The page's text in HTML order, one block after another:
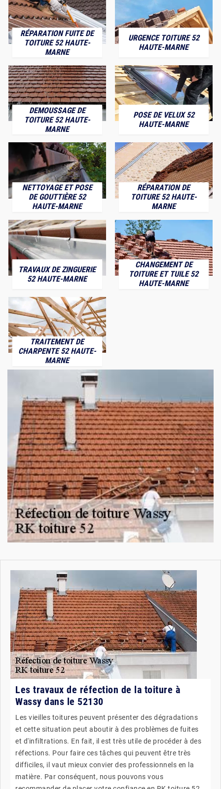
RÉPARATION FUITE DE
TOITURE 52 HAUTE-
MARNE
URGENCE TOITURE 52
HAUTE-MARNE
DEMOUSSAGE DE
TOITURE 52 HAUTE-
MARNE
POSE DE VELUX 52
HAUTE-MARNE
NETTOYAGE ET POSE
DE GOUTTIÈRE 52
HAUTE-MARNE
RÉPARATION DE
TOITURE 52 HAUTE-
MARNE
TRAVAUX DE ZINGUERIE
52 HAUTE-MARNE
CHANGEMENT DE
TOITURE ET TUILE 52
HAUTE-MARNE
TRAITEMENT DE
CHARPENTE 52 HAUTE-
MARNE
Les travaux de réfection de la toiture à
Wassy dans le 52130
Les vieilles toitures peuvent présenter des dégradations
et cette situation peut aboutir à des problèmes de fuites
et d'infiltrations. En fait, il est très utile de procéder à des
réfections. Pour faire ces tâches qui peuvent être très
difficiles, il vaut mieux convier des professionnels en la
matière. Par conséquent, nous pouvons vous